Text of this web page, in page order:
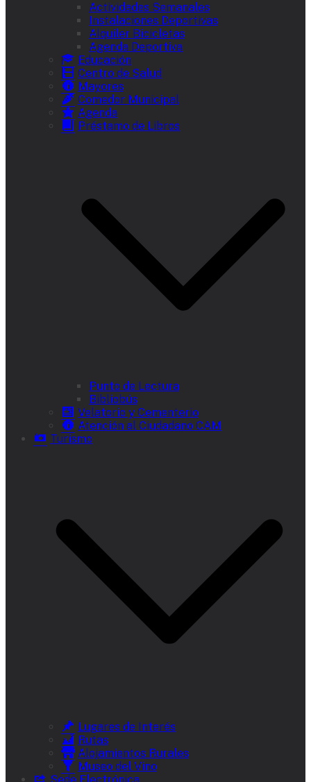
Actividades Semanales
Instalaciones Deportivas
Alquiler Bicicletas
Agenda Deportiva
Educación
Centro de Salud
Mayores
Comedor Municipal
Agenda
Préstamo de Libros
Punto de Lectura
Bibliobús
Velatorio y Cementerio
Atención al Ciudadano CAM
Turismo
Lugares de Interés
Rutas
Alojamientos Rurales
Museo del Vino